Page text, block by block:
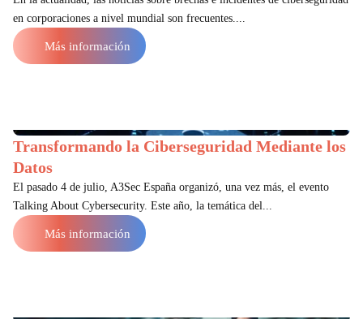
en corporaciones a nivel mundial son frecuentes....
Más información
Transformando la Ciberseguridad Mediante los
Datos
El pasado 4 de julio, A3Sec España organizó, una vez más, el evento
Talking About Cybersecurity. Este año, la temática del...
Más información